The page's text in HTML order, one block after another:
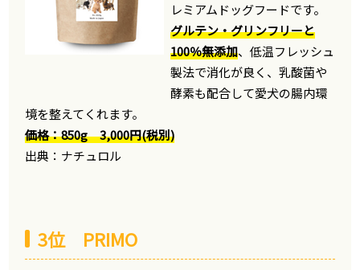
レミアムドッグフードです。
グルテン・グリンフリーと
100％無添加、低温フレッシュ
製法で消化が良く、乳酸菌や
酵素も配合して愛犬の腸内環
境を整えてくれます。
価格：850g 3,000円(税別)
出典：ナチュロル
3位 PRIMO